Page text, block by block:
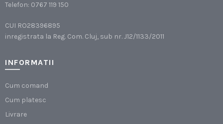
Telefon: 0767 119 150
CUI RO28396895
inregistrata la Reg. Com. Cluj, sub nr. J12/1133/2011
INFORMATII
Cum comand
Cum platesc
Livrare